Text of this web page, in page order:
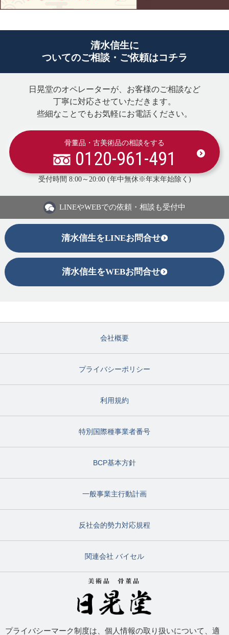
清水信生に
ついてのご相談・ご依頼はコチラ
日晃堂のオペレーターが、お客様のご相談など
丁寧に対応させていただきます。
些細なことでもお気軽にお電話ください。
骨董品・古美術品の相談をする
0120-961-491
受付時間 8:00～20:00 (年中無休※年末年始除く)
LINEやWEBでの依頼・相談も受付中
清水信生をLINEお問合せ
清水信生をWEBお問合せ
会社概要
プライバシーポリシー
利用規約
特別国際種事業者番号
BCP基本方針
一般事業主行動計画
反社会的勢力対応規程
関連会社 バイセル
プライバシーマーク制度は、個人情報の取り扱いについて、適